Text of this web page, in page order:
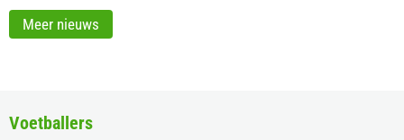
Meer nieuws
Voetballers